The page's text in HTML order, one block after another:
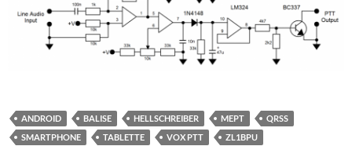
ANDROID BALISE HELLSCHREIBER MEPT
QRSS
SMARTPHONE
TABLETTE VOX PTT ZL1BPU